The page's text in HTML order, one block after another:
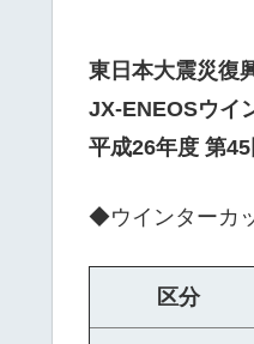
東日本大震災復
JX-ENEOSウイ
平成26年度 第
◆ウインターカ
区分